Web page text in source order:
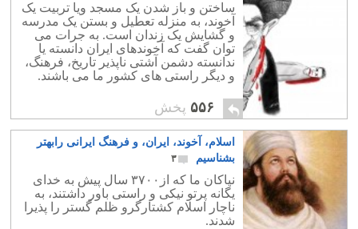
ساختن و باز شدن یک مسجد ویا تربیت یک
آخوند، به منزله تعطیل و بستن یک مدرسه
و گشایش یک زندان است. به جرات می
توان گفت که آخوندهای ایران دانسته یا
ندانسته دشمن آشتی ناپذیر تاریخ، فرهنگ،
و دیگر راستی های کشور ما می باشند.
۵۵۶ پخش
اسلام، آخوند، ایران، و فرهنگ ایرانی رابهتر
بشناسیم
۳
نیاکان ما که از۳۷۰۰ سال پیش به خدای
یگانه پرتو نیکی و راستی باور داشتند، به
ناچار اسلام کشتارگرو ظلم گستر را پذیرا
شدند.